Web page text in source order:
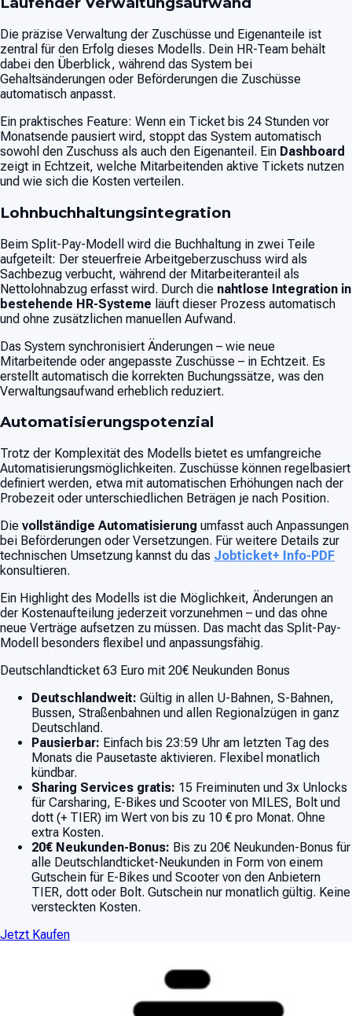
Die präzise Verwaltung der Zuschüsse und Eigenanteile ist
zentral für den Erfolg dieses Modells. Dein HR-Team behält
dabei den Überblick, während das System bei
Gehaltsänderungen oder Beförderungen die Zuschüsse
automatisch anpasst.
Ein praktisches Feature: Wenn ein Ticket bis 24 Stunden vor
Monatsende pausiert wird, stoppt das System automatisch
sowohl den Zuschuss als auch den Eigenanteil. Ein Dashboard
zeigt in Echtzeit, welche Mitarbeitenden aktive Tickets nutzen
und wie sich die Kosten verteilen.
Lohnbuchhaltungsintegration
Beim Split-Pay-Modell wird die Buchhaltung in zwei Teile
aufgeteilt: Der steuerfreie Arbeitgeberzuschuss wird als
Sachbezug verbucht, während der Mitarbeiteranteil als
Nettolohnabzug erfasst wird. Durch die nahtlose Integration in
bestehende HR-Systeme läuft dieser Prozess automatisch
und ohne zusätzlichen manuellen Aufwand.
Das System synchronisiert Änderungen – wie neue
Mitarbeitende oder angepasste Zuschüsse – in Echtzeit. Es
erstellt automatisch die korrekten Buchungssätze, was den
Verwaltungsaufwand erheblich reduziert.
Automatisierungspotenzial
Trotz der Komplexität des Modells bietet es umfangreiche
Automatisierungsmöglichkeiten. Zuschüsse können regelbasiert
definiert werden, etwa mit automatischen Erhöhungen nach der
Probezeit oder unterschiedlichen Beträgen je nach Position.
Die vollständige Automatisierung umfasst auch Anpassungen
bei Beförderungen oder Versetzungen. Für weitere Details zur
technischen Umsetzung kannst du das Jobticket+ Info-PDF
konsultieren.
Ein Highlight des Modells ist die Möglichkeit, Änderungen an
der Kostenaufteilung jederzeit vorzunehmen – und das ohne
neue Verträge aufsetzen zu müssen. Das macht das Split-Pay-
Modell besonders flexibel und anpassungsfähig.
Deutschlandticket 63 Euro mit 20€ Neukunden Bonus
Deutschlandweit: Gültig in allen U-Bahnen, S-Bahnen,
Bussen, Straßenbahnen und allen Regionalzügen in ganz
Deutschland.
Pausierbar: Einfach bis 23:59 Uhr am letzten Tag des
Monats die Pausetaste aktivieren. Flexibel monatlich
kündbar.
Sharing Services gratis: 15 Freiminuten und 3x Unlocks
für Carsharing, E-Bikes und Scooter von MILES, Bolt und
dott (+ TIER) im Wert von bis zu 10 € pro Monat. Ohne
extra Kosten.
20€ Neukunden-Bonus: Bis zu 20€ Neukunden-Bonus für
alle Deutschlandticket-Neukunden in Form von einem
Gutschein für E-Bikes und Scooter von den Anbietern
TIER, dott oder Bolt. Gutschein nur monatlich gültig. Keine
versteckten Kosten.
Jetzt Kaufen